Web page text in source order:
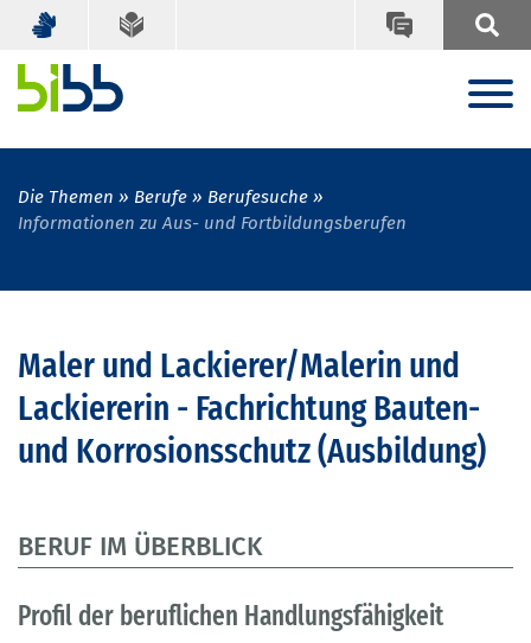
Die Themen Berufe
Berufesuche
Informationen zu Aus- und Fortbildungsberufen
Maler und Lackierer/Malerin und
Lackiererin - Fachrichtung Bauten-
und Korrosionsschutz (Ausbildung)
BERUF IM ÜBERBLICK
Profil der beruflichen Handlungsfähigkeit